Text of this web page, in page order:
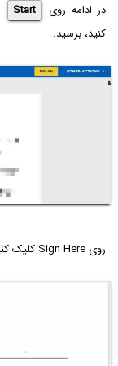
در ادامه روی Start
کنید، برسید.
روی Sign Here کلیک کنید.